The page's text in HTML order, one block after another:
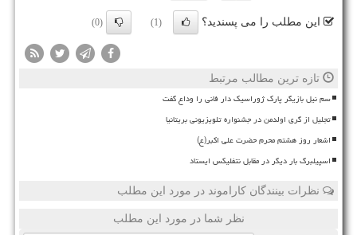
این مطلب را می پسندید؟ (1)
(0)
تازه ترین مطالب مرتبط
سم نیل بازیگر پارک ژوراسیک دار فانی را وداع گفت
تجلیل از گری اولدمن در جشنواره تلویزیونی بریتانیا
اشعار روز هشتم محرم حضرت علی اکبر(ع)
اسپیلبرگ بار دیگر در مقابل نتفلیکس ایستاد
نظرات بینندگان کاراموند در مورد این مطلب
نظر شما در مورد این مطلب